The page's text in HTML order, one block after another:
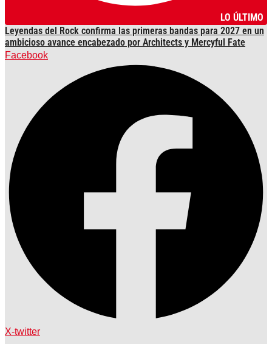
LO ÚLTIMO
Leyendas del Rock confirma las primeras bandas para 2027 en un
ambicioso avance encabezado por Architects y Mercyful Fate
Facebook
X-twitter